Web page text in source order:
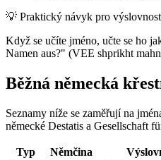
💡 Praktický návyk pro výslovnost
Když se učíte jméno, učte se ho
Namen aus?" (VEE shprikht
Běžná německá
Seznamy níže se zaměřují na
německé Destatis a Gesellschaft
Typ Němčina